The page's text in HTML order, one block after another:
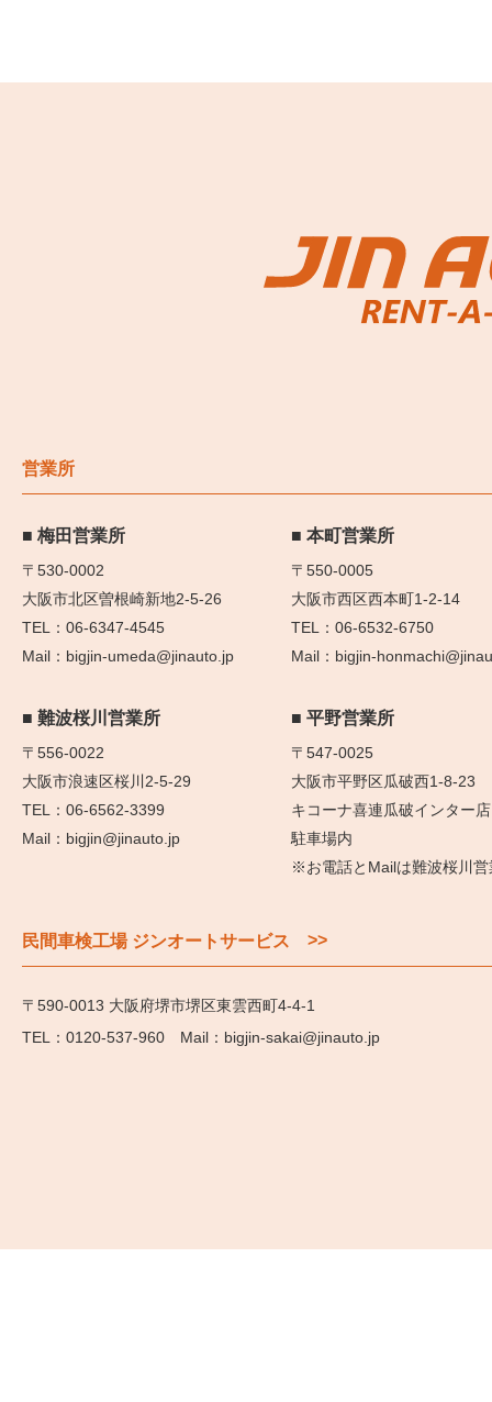
営業所
梅田営業所
〒530-0002
大阪市北区曽根崎新地2-5-26
06-6347-4545
bigjin-umeda@jinauto.jp
本町営業所
〒550-0005
大阪市西区西本町1-2-14
06-6532-6750
bigjin-
難波桜川営業所
〒556-0022
大阪市浪速区桜川2-5-29
06-6562-3399
bigjin@jinauto.jp
平野営業所
〒547-0025
大阪市平野区瓜破西1-8-23
キコーナ喜連瓜破インター店
駐車場内
※お電話とMailは難波桜川営
民間車検工場 ジンオートサービス >>
〒590-0013 大阪府堺市堺区東雲西町4-4-1
0120-537-960
bigjin-sakai@jinauto.jp